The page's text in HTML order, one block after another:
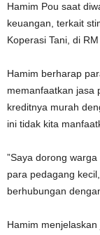
Hamim Pou saat
keuangan, terkait
Koperasi Tani, di
Hamim berharap
memanfaatkan jasa
kreditnya murah
ini tidak kita
”Saya dorong
para pedagang
berhubungan
Hamim